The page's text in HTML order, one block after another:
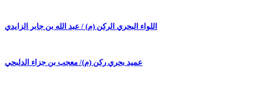
اللواء البحري الركن (م) / عبد الله بن جابر الزايدي
عميد بحري ركن (م)/ معجب بن جزاء الدلبحي